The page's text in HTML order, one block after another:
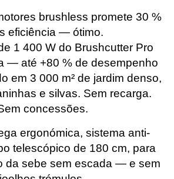
brushless promete 30 %
eficiência — ótimo.
1 400 W do Brushcutter Pro
— até +80 % de desempenho
em 3 000 m² de jardim denso,
e silvas. Sem recarga.
concessões.
ergonómica, sistema anti-
telescópico de 180 cm, para
da sebe sem escada — e sem